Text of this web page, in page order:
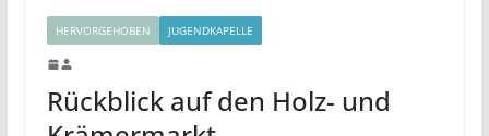
HERVORGEHOBEN JUGENDKAPELLE
Rückblick auf den Holz- und